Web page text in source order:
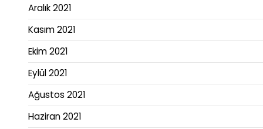
Aralık 2021
Kasım 2021
Ekim 2021
Eylül 2021
Ağustos 2021
Haziran 2021